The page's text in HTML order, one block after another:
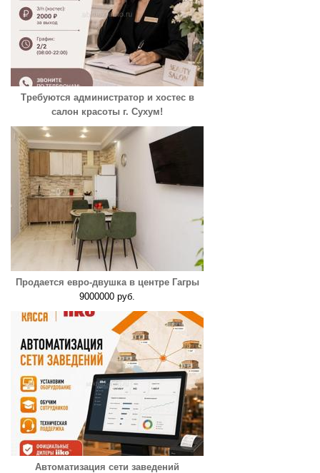
Требуются администратор и хостес в
салон красоты г. Сухум!
Продается евро-двушка в центре Гагры
9000000 руб.
Автоматизация сети заведений